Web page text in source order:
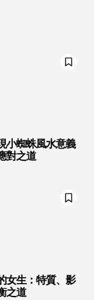
小蜘蛛風水意義
對之道
女生：特質、影
之道